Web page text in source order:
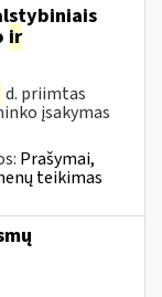
ir
d. priimtas
įsakymas
Prašymai,
teikimas